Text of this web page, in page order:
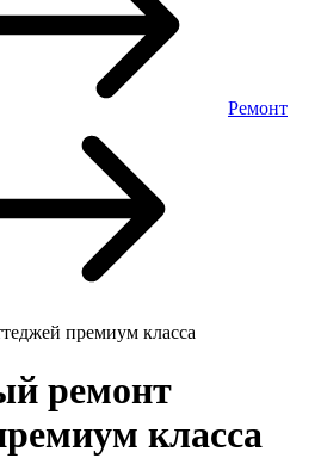
Ремонт
премиум класса
ремонт
класса